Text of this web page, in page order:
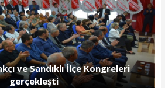
ve Sandıklı İlçe Kongreleri
gerçekleşti